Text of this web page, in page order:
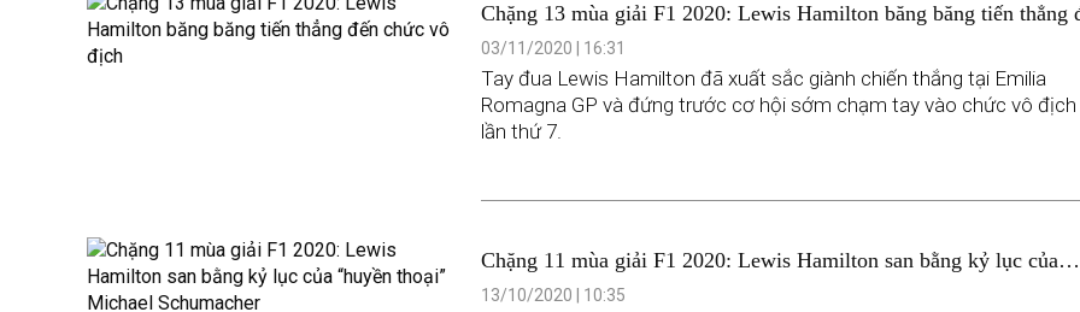
Chặng 13 mùa giải F1 2020: Lewis Hamilton băng băng tiến thẳng
chức vô địch
03/11/2020 | 16:31
Tay đua Lewis Hamilton đã xuất sắc giành chiến thắng tại Emilia
Romagna GP và đứng trước cơ hội sớm chạm tay vào chức vô địch
lần thứ 7.
Chặng 11 mùa giải F1 2020: Lewis Hamilton san bằng kỷ lục của
“huyền thoại” Michael Schumacher
13/10/2020 | 10:35